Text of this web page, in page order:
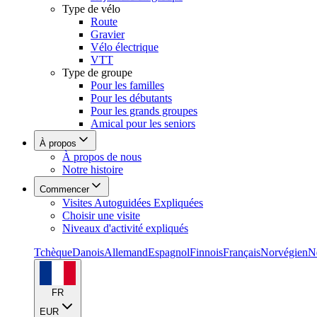
Type de vélo
Route
Gravier
Vélo électrique
VTT
Type de groupe
Pour les familles
Pour les débutants
Pour les grands groupes
Amical pour les seniors
À propos
À propos de nous
Notre histoire
Commencer
Visites Autoguidées Expliquées
Choisir une visite
Niveaux d'activité expliqués
TchèqueDanoisAllemandEspagnolFinnoisFrançaisNorvégien
FR
EUR